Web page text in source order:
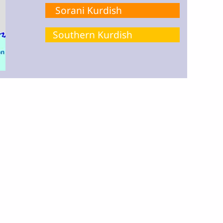
Sorani Kurdish
Southern Kurdish